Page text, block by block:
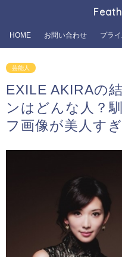
HOME お問い合わせ プラ
芸能人
EXILE AKIRAの
ンはどんな人？
フ画像が美人すぎ